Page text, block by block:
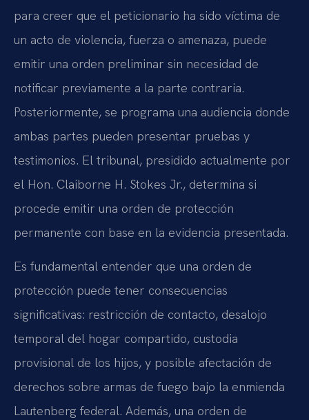
para creer que el peticionario ha sido víctima de
un acto de violencia, fuerza o amenaza, puede
emitir una orden preliminar sin necesidad de
notificar previamente a la parte contraria.
Posteriormente, se programa una audiencia donde
ambas partes pueden presentar pruebas y
testimonios. El tribunal, presidido actualmente por
el Hon. Claiborne H. Stokes Jr., determina si
procede emitir una orden de protección
permanente con base en la evidencia presentada.
Es fundamental entender que una orden de
protección puede tener consecuencias
significativas: restricción de contacto, desalojo
temporal del hogar compartido, custodia
provisional de los hijos, y posible afectación de
derechos sobre armas de fuego bajo la enmienda
Lautenberg federal. Además, una orden de